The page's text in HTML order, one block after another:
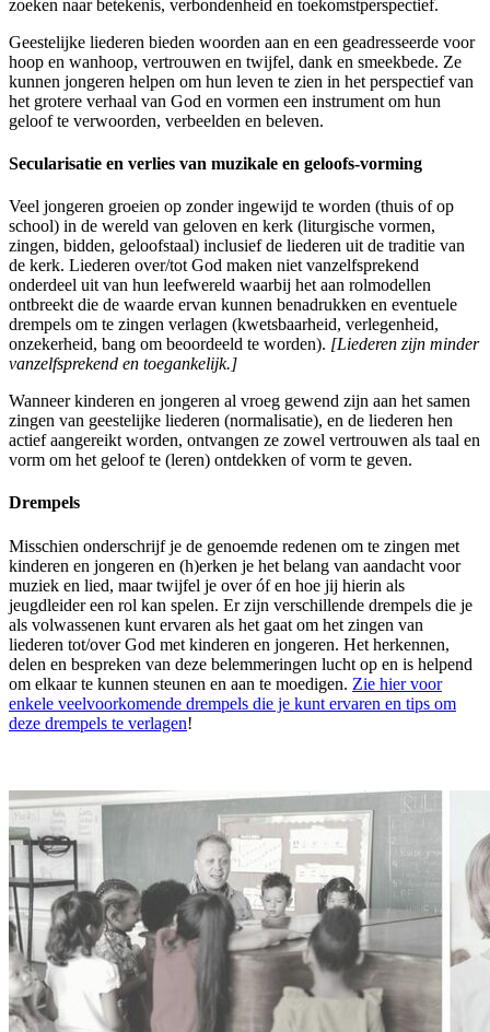
zoeken naar betekenis, verbondenheid en toekomstperspectief.
Geestelijke liederen bieden woorden aan en een geadresseerde voor
hoop en wanhoop, vertrouwen en twijfel, dank en smeekbede. Ze
kunnen jongeren helpen om hun leven te zien in het perspectief van
het grotere verhaal van God en vormen een instrument om hun
geloof te verwoorden, verbeelden en beleven.
Secularisatie en verlies van muzikale en geloofs-vorming
Veel jongeren groeien op zonder ingewijd te worden (thuis of op
school) in de wereld van geloven en kerk (liturgische vormen,
zingen, bidden, geloofstaal) inclusief de liederen uit de traditie van
de kerk. Liederen over/tot God maken niet vanzelfsprekend
onderdeel uit van hun leefwereld waarbij het aan rolmodellen
ontbreekt die de waarde ervan kunnen benadrukken en eventuele
drempels om te zingen verlagen (kwetsbaarheid, verlegenheid,
onzekerheid, bang om beoordeeld te worden). [Liederen zijn minder
vanzelfsprekend en toegankelijk.]
Wanneer kinderen en jongeren al vroeg gewend zijn aan het samen
zingen van geestelijke liederen (normalisatie), en de liederen hen
actief aangereikt worden, ontvangen ze zowel vertrouwen als taal en
vorm om het geloof te (leren) ontdekken of vorm te geven.
Drempels
Misschien onderschrijf je de genoemde redenen om te zingen met
kinderen en jongeren en (h)erken je het belang van aandacht voor
muziek en lied, maar twijfel je over óf en hoe jij hierin als
jeugdleider een rol kan spelen. Er zijn verschillende drempels die je
als volwassenen kunt ervaren als het gaat om het zingen van
liederen tot/over God met kinderen en jongeren. Het herkennen,
delen en bespreken van deze belemmeringen lucht op en is helpend
om elkaar te kunnen steunen en aan te moedigen. Zie hier voor
enkele veelvoorkomende drempels die je kunt ervaren en tips om
deze drempels te verlagen!